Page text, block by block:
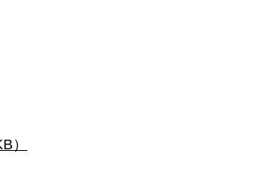
）